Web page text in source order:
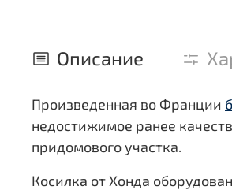
Описание
Произведенная во Франции
недостижимое ранее
придомового участка.
Косилка от Хонда